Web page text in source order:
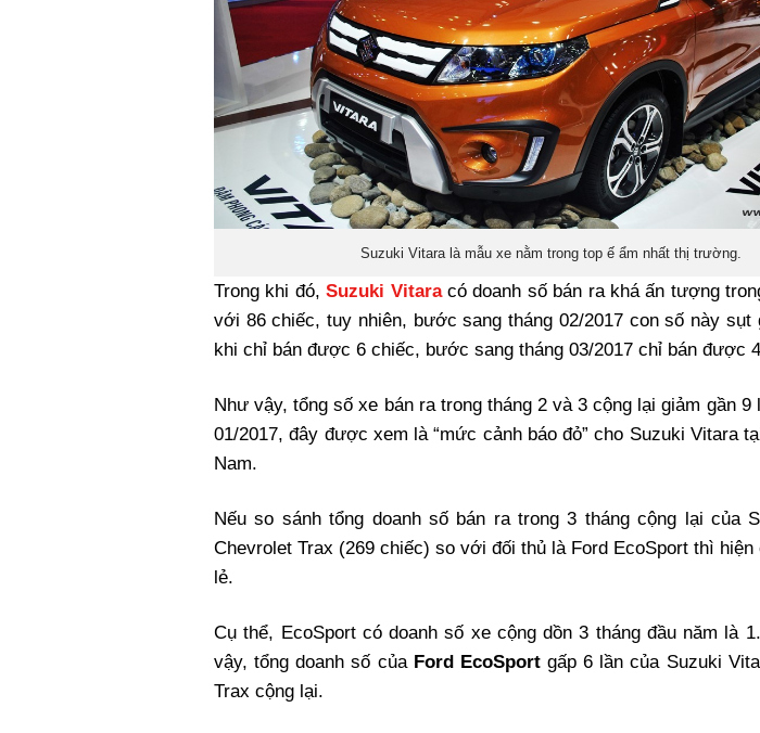
Suzuki Vitara là mẫu xe nằm trong top ế ẩm nhất thị trường.
Trong khi đó,Suzuki Vitaracó doanh số bán ra khá ấn tượng
với 86 chiếc, tuy nhiên, bước sang tháng 02/2017 con số này sụt
khi chỉ bán được 6 chiếc, bước sang tháng 03/2017 chỉ bán được
Như vậy, tổng số xe bán ra trong tháng 2 và 3 cộng lại giảm gần 9
01/2017, đây được xem là “mức cảnh báo đỏ” cho Suzuki Vitara
Nam.
Nếu so sánh tổng doanh số bán ra trong 3 tháng cộng lại của
Chevrolet Trax (269 chiếc) so với đối thủ là Ford EcoSport thì hiện
lẻ.
Cụ thể, EcoSport có doanh số xe cộng dồn 3 tháng đầu năm là
vậy, tổng doanh số của Ford EcoSportgấp 6 lần của Suzuki
Trax cộng lại.